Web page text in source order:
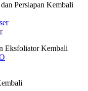
Persiapan Kembali
Eksfoliator Kembali